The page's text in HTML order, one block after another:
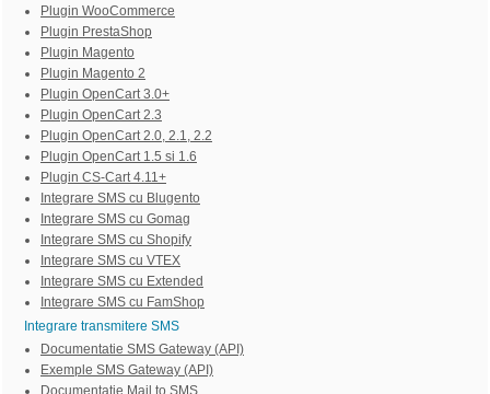
Plugin WooCommerce
Plugin PrestaShop
Plugin Magento
Plugin Magento 2
Plugin OpenCart 3.0+
Plugin OpenCart 2.3
Plugin OpenCart 2.0, 2.1, 2.2
Plugin OpenCart 1.5 si 1.6
Plugin CS-Cart 4.11+
Integrare SMS cu Blugento
Integrare SMS cu Gomag
Integrare SMS cu Shopify
Integrare SMS cu VTEX
Integrare SMS cu Extended
Integrare SMS cu FamShop
Integrare transmitere SMS
Documentatie SMS Gateway (API)
Exemple SMS Gateway (API)
Documentatie Mail to SMS